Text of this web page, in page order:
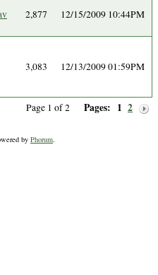
2,877 12/15/2009 10:44PM
3,083 12/13/2009 01:59PM
Page 1 of 2 Pages: 1 2
by Phorum.